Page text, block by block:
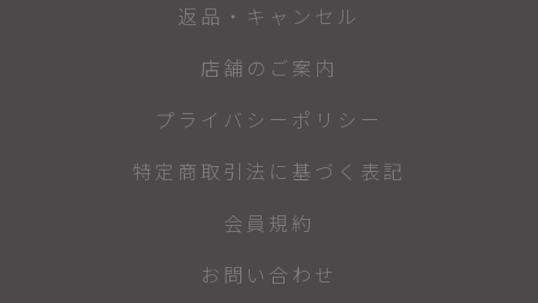
返品・キャンセル
店舗のご案内
プライバシーポリシー
特定商取引法に基づく表記
会員規約
お問い合わせ